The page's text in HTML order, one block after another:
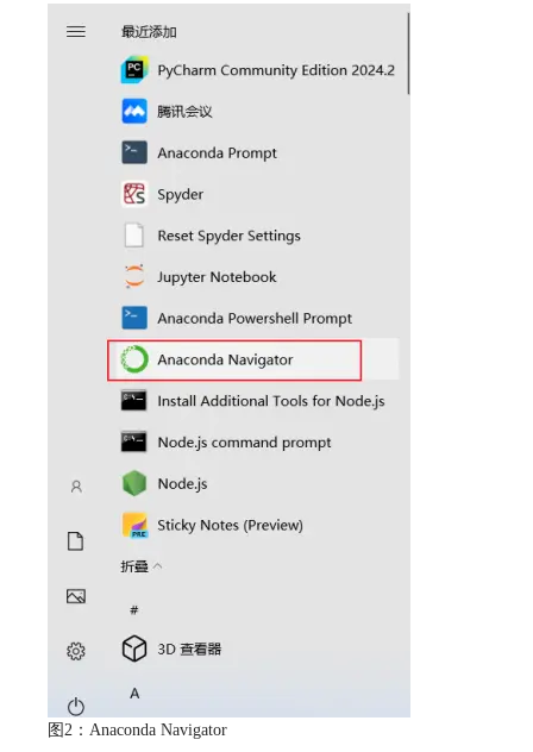
图2：Anaconda Navigator